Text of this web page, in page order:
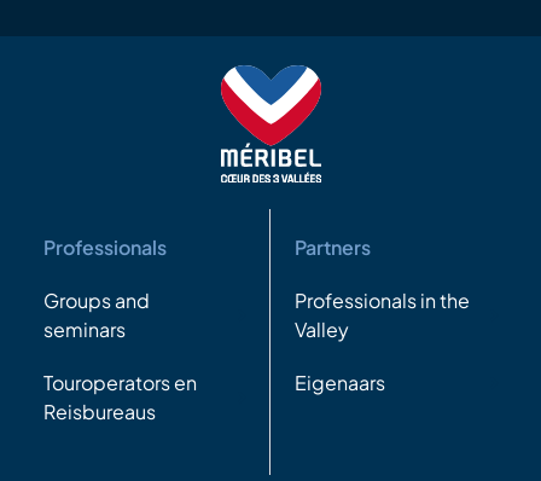
Professionals
Groups and
seminars
Touroperators en
Reisbureaus
Partners
Professionals in the
Valley
Eigenaars